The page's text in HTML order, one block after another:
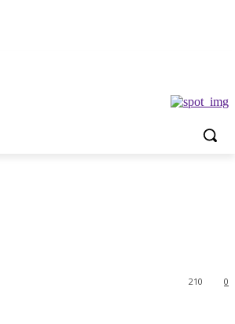
0
210